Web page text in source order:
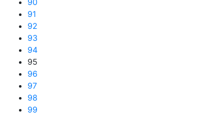
90
91
92
93
94
95
96
97
98
99